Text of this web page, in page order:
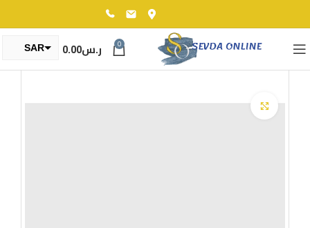
0 ر.س0.00
SAR
TRY
Click to enlarge